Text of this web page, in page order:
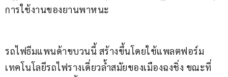
การใช้งานของยานพาหนะ
รถไฟธีมแพนด้าขบวนนี้ สร้างขึ้นโดยใช้แพลตฟอร์ม
เทคโนโลยีรถไฟรางเดี่ยวล้ำสมัยของเมืองฉงชิ่ง ขณะที่